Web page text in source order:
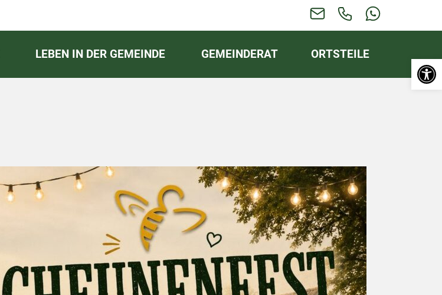
LEBEN IN DER GEMEINDE GEMEINDERAT ORTSTEILE